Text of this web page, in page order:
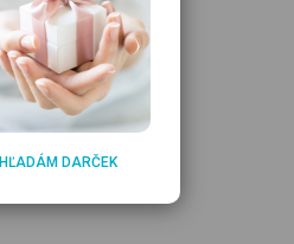
HĽADÁM DARČEK